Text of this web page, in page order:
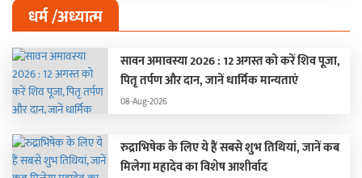
धर्म /अध्यात्म
सावन अमावस्या 2026 : 12 अगस्त को करें शिव पूजा,
पितृ तर्पण और दान, जानें धार्मिक मान्यताएं
08-Aug-2026
रुद्राभिषेक के लिए ये हैं सबसे शुभ तिथियां, जानें कब
मिलेगा महादेव का विशेष आशीर्वाद